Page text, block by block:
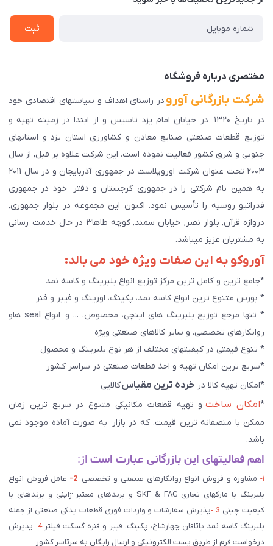
راهنمای ثبت سفارش
سوالات متداول
ثبت
مختصری درباره فروشگاه
شرکت بازرگانی آورو در راستای اهداف و سیاستهای اقتصادی خود
در تاریخ ۱۳۲۰ در خیابان امام یزد تاسیس و از ابتدا در زمینه تهیه و
توزیع قطعات صنعتی صنایع معادن و کشاورزی استان یزد و استانهای
جنوبی و شرق کشور فعالیت نموده است. این شرکت علاوه بر قبل, از سال
۲۰۰۳ تحت عنوان شرکت اوروپلاست در جمهوری آذربایجان و در سال ۲۰۱۱
به همین نام شرکتی را در جمهوری گرجستان و دفتر خود در جمهوری
فدراتیو روسیه را تأسیس نمود. اکنون این مجموعه در بلوار جمهوری,
دروازه قرآن, بلوار نصر, خیابان سمند, کوچه طاها۳ در حال خدمت رسانی
به مشتریان عزیز میباشد.
آوروکو به این صفات ویژه خود می بالد:
*جامع ترین و کامل ترین مرکز توزیع انواع بلبرینگ و کاسه نمد
* بورس متنوع ترین انواع کاسه نمد، پکینگ، اورینگ و فیبر و فنر
* تنها مرجع توزیع بلبرینگ های اینچی، مخصوص، ... و انواع seal هاو
روانکارهای تخصصی. و سایر کالاهای صنعتی ويژه
* تنوع قیمتی در کیفیتهای مختلف از هر نوع بلبرینگ و محصول
*سریع ترین امکان تهیه و اخذ قطعات صنعتی در سراسر کشور
*امکان تهیه کالا در خرده ترین مقیاسکالایی
*امکان ساختو تهیه قطعات مکانیکی متنوع در سریع ترین زمان
ممکن با منصفانه ترین قیمت، که در بازار به صورت آماده موجود نمی
باشد.
اهم فعالیتهای این بازرگانی عبارت است از:
۱- مشاوره و فروش انواع روانکارهای صنعتی و تخصصی 2-
عامل فروش انواع
بلبرینگ با مارکهای تجاری SKF & FAG و برندهای معتبر ژاپنی و برندهای با
کیفیت چینی 3 - پذیرش سفارشات و واردات فوری قطعات یدکی صنعتی از جمله
بلبرینگ کاسه نمد یاتاقان چهارشاخ، پکینگ، فیبر و فنره گسکت فیلتر4 - پذیرش
درخواست فرم از طریق پست الکترونیکی و ارسال رایگان به سرتاسر کشور